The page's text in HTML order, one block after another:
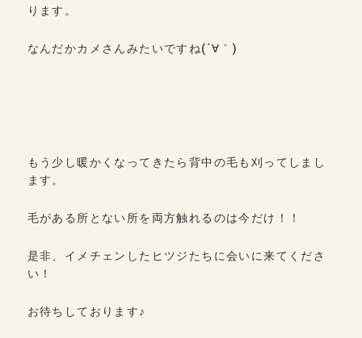
ります。
なんだかカメさんみたいですね(´∀｀)
もう少し暖かくなってきたら背中の毛も刈ってしまし
ます。
毛がある所とない所を両方触れるのは今だけ！！
是非、イメチェンしたヒツジたちに会いに来てくださ
い！
お待ちしております♪